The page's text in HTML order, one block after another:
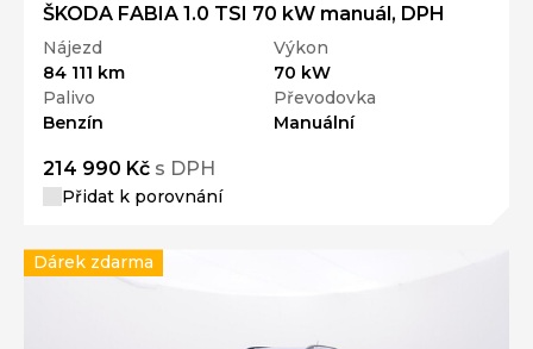
ŠKODA FABIA 1.0 TSI 70 kW manuál, DPH
Nájezd
84 111 km
Výkon
70 kW
Palivo
Benzín
Převodovka
Manuální
214 990 Kč s DPH
Přidat k porovnání
Dárek zdarma